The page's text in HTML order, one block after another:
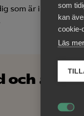
som
kan
cookie-
Läs mer
som är i en
och